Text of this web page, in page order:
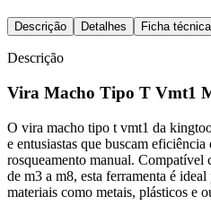
Descrição Detalhes Ficha técnica
Descrição
Vira Macho Tipo T Vmt1
O vira macho tipo t vmt1 da
e entusiastas que buscam eficiência
rosqueamento manual. Compatível
de m3 a m8, esta ferramenta é
materiais como metais, plásticos e